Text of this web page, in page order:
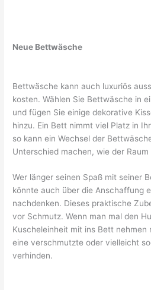
Neue Bettwäsche
Bettwäsche kann auch luxuriös
kosten. Wählen Sie Bettwäsche in
und fügen Sie einige dekorative
hinzu. Ein Bett nimmt viel Platz in
so kann ein Wechsel der
Unterschied machen, wie der
Wer länger seinen Spaß mit seiner
könnte auch über die Anschaffung
nachdenken. Dieses praktische
vor Schmutz. Wenn man mal den
Kuscheleinheit mit ins Bett
eine verschmutzte oder vielleicht
verhinden.